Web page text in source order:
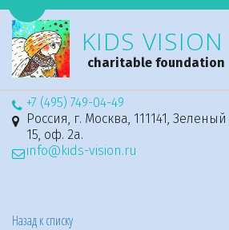
Перейти на версию для
KIDS VISION
charitable foundation
+7 (495) 749-04-49
Россия, г. Москва, 111141,
15, оф. 2а.
info@kids-vision.ru
Назад к списку